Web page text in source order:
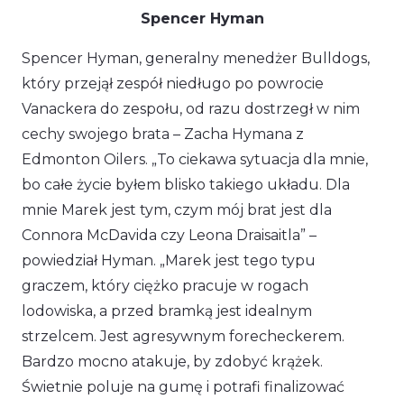
Spencer Hyman
Spencer Hyman, generalny menedżer Bulldogs,
który przejął zespół niedługo po powrocie
Vanackera do zespołu, od razu dostrzegł w nim
cechy swojego brata – Zacha Hymana z
Edmonton Oilers. „To ciekawa sytuacja dla mnie,
bo całe życie byłem blisko takiego układu. Dla
mnie Marek jest tym, czym mój brat jest dla
Connora McDavida czy Leona Draisaitla” –
powiedział Hyman. „Marek jest tego typu
graczem, który ciężko pracuje w rogach
lodowiska, a przed bramką jest idealnym
strzelcem. Jest agresywnym forecheckerem.
Bardzo mocno atakuje, by zdobyć krążek.
Świetnie poluje na gumę i potrafi finalizować